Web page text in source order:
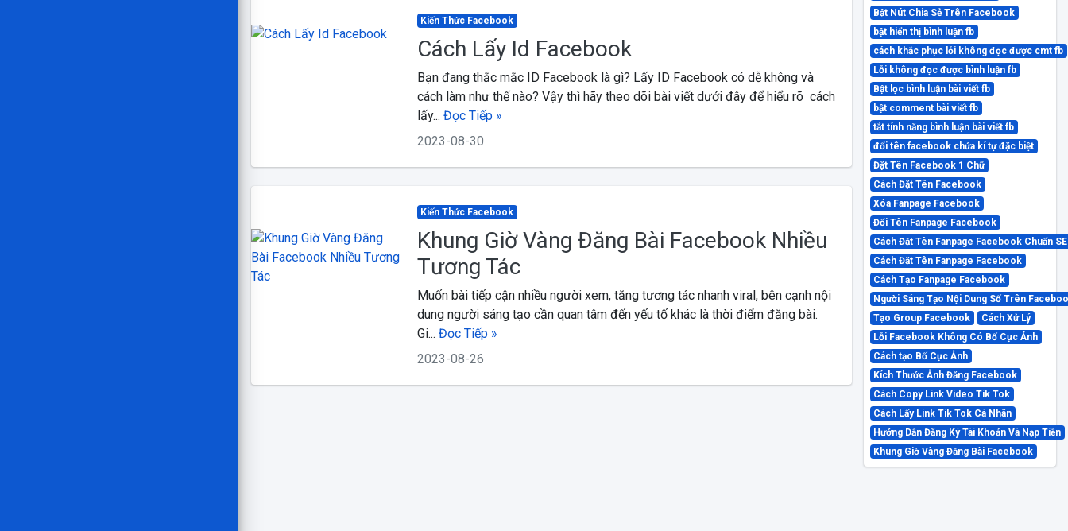
Kiến Thức Facebook
Cách Lấy Id Facebook
Bạn đang thắc mắc ID Facebook là gì? Lấy ID Facebook có dễ không và
cách làm như thế nào? Vậy thì hãy theo dõi bài viết dưới đây để hiểu rõ cách
lấy... Đọc Tiếp »
2023-08-30
Kiến Thức Facebook
Khung Giờ Vàng Đăng Bài Facebook Nhiều
Tương Tác
Muốn bài tiếp cận nhiều người xem, tăng tương tác nhanh viral, bên cạnh nội
dung người sáng tạo cần quan tâm đến yếu tố khác là thời điểm đăng bài.
Gi... Đọc Tiếp »
2023-08-26
Bật Nút Chia Sẻ Trên Facebook
bật hiển thị bình luận fb
cách khắc phục lỗi không đọc được cmt fb
Lỗi không đọc được bình luận fb
Bật lọc bình luận bài viết fb
bật comment bài viết fb
tắt tính năng bình luận bài viết fb
đổi tên facebook chứa kí tự đặc biệt
Đặt Tên Facebook 1 Chữ
Cách Đặt Tên Facebook
Xóa Fanpage Facebook
Đổi Tên Fanpage Facebook
Cách Đặt Tên Fanpage Facebook Chuẩn
Cách Đặt Tên Fanpage Facebook
Cách Tạo Fanpage Facebook
Người Sáng Tạo Nội Dung Số Trên
Tạo Group Facebook
Cách Xử Lý
Lỗi Facebook Không Có Bố Cục Ảnh
Cách tạo Bố Cục Ảnh
Kích Thước Ảnh Đăng Facebook
Cách Copy Link Video Tik Tok
Cách Lấy Link Tik Tok Cá Nhân
Hướng Dẫn Đăng Ký Tài Khoản Và Nạp Tiền
Khung Giờ Vàng Đăng Bài Facebook